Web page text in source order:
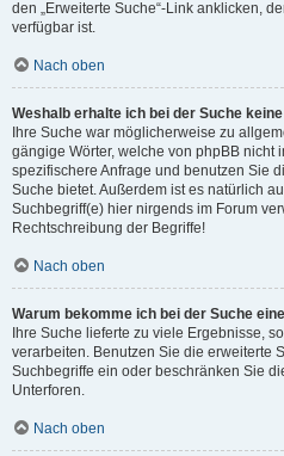
den „Erweiterte Suche“-Link anklicken,
verfügbar ist.
Nach oben
Weshalb erhalte ich bei der Suche
Ihre Suche war möglicherweise zu
gängige Wörter, welche von phpBB nicht
spezifischere Anfrage und benutzen Sie
Suche bietet. Außerdem ist es natürlich
Suchbegriff(e) hier nirgends im Forum
Rechtschreibung der Begriffe!
Nach oben
Warum bekomme ich bei der Suche
Ihre Suche lieferte zu viele Ergebnisse,
verarbeiten. Benutzen Sie die erweiterte
Suchbegriffe ein oder beschränken Sie
Unterforen.
Nach oben